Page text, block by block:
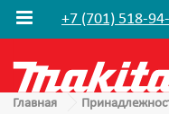
+7 (701) 518-
Главная